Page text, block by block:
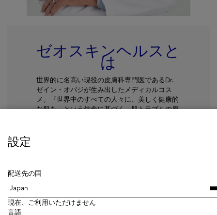
ゼオスキンヘルスと
は
世界的に名高い現役の皮膚科専門医であるDr.
ゼイン・オバジが生み出したメディカルコス
メ。『世界中のすべての人々に、美しく健康的
な肌を』という信念に基づく、肌トラブルの原
設定
配送先の国
現在、ご利用いただけません
言語